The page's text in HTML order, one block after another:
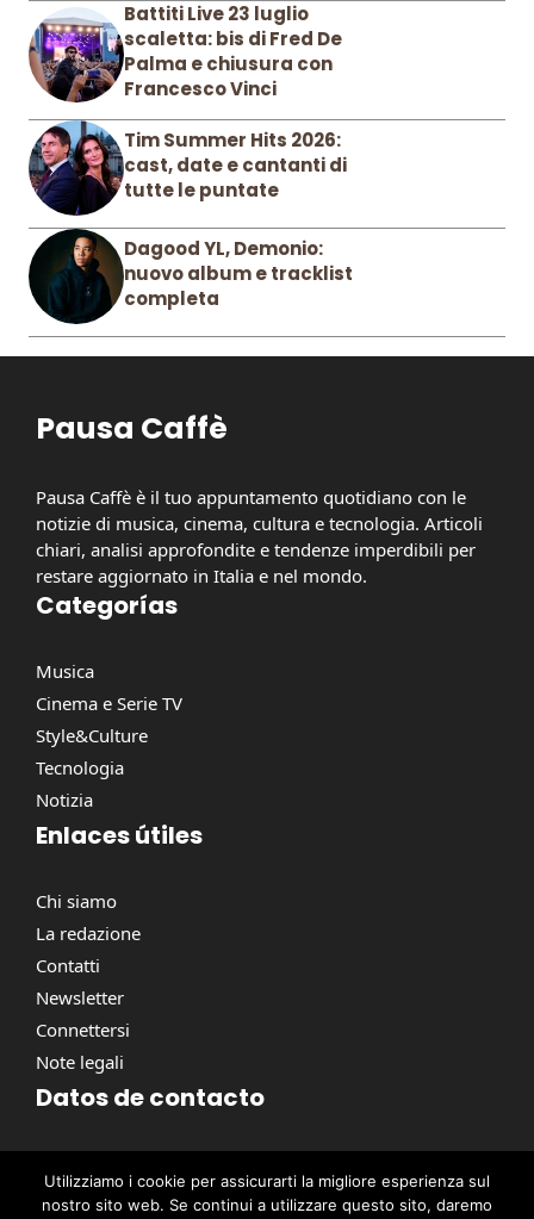
Battiti Live 23 luglio
scaletta: bis di Fred De
Palma e chiusura con
Francesco Vinci
Tim Summer Hits 2026:
cast, date e cantanti di
tutte le puntate
Dagood YL, Demonio:
nuovo album e tracklist
completa
Pausa Caffè
Pausa Caffè è il tuo appuntamento quotidiano con le
notizie di musica, cinema, cultura e tecnologia. Articoli
chiari, analisi approfondite e tendenze imperdibili per
restare aggiornato in Italia e nel mondo.
Categorías
Musica
Cinema e Serie TV
Style&Culture
Tecnologia
Notizia
Enlaces útiles
Chi siamo
La redazione
Contatti
Newsletter
Connettersi
Note legali
Datos de contacto
contact@pausacaffe.net
Utilizziamo i cookie per assicurarti la migliore esperienza sul
nostro sito web. Se continui a utilizzare questo sito, daremo